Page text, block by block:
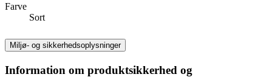
Farve
Sort
Miljø- og sikkerhedsoplysninger
Information om produktsikkerhed og